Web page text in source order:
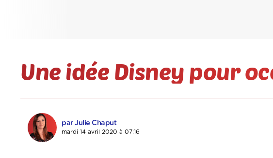
Une idée Disney pour
par Julie Chaput
mardi 14 avril 2020 à 07:16